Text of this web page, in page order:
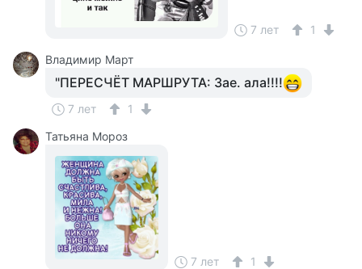
7 лет 1
Владимир Март
"ПЕРЕСЧЁТ МАРШРУТА: Зае. ала!!!!
7 лет
1
Татьяна Мороз
7 лет 1